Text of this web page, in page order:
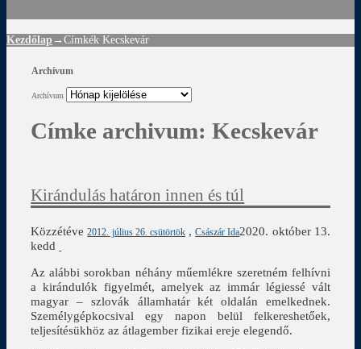
Kezdőlap →Címkék Kecskevár
Archívum
Archívum
Címke archivum:Kecskevár
Kirándulás határon innen és túl
Közzétéve2012. július 26. csütörtök ,Császár Ida2020. október 13.
kedd
Az alábbi sorokban néhány műemlékre szeretném felhívni
a kirándulók figyelmét, amelyek az immár légiessé vált
magyar – szlovák államhatár két oldalán emelkednek.
Személygépkocsival egy napon belül felkereshetőek,
teljesítésükhöz az átlagember fizikai ereje elegendő.